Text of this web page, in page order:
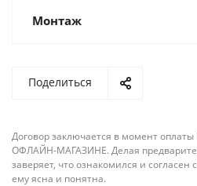
Монтаж
Поделиться
Договор заключается в момент
ОФЛАЙН-МАГАЗИНЕ. Делая
заверяет, что ознакомился и согласен с
ему ясна и понятна.